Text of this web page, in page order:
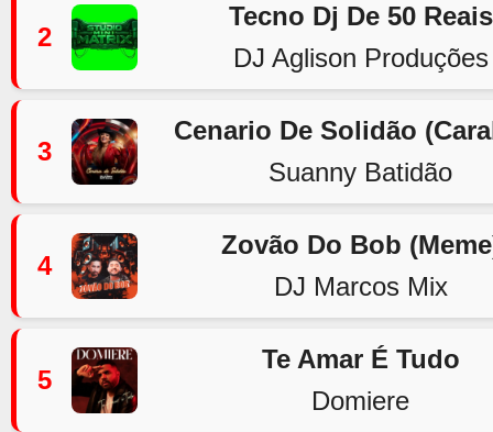
2
Tecno Dj De 50 Reais
DJ Aglison Produções
3
Cenario De Solidão
Suanny Batidão
4
Zovão Do Bob
DJ Marcos Mix
5
Te Amar É Tudo
Domiere